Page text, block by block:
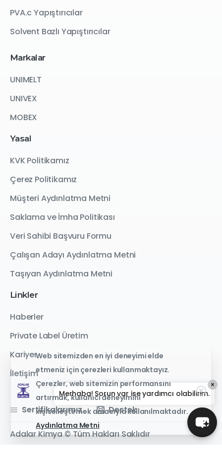
PVA.c Yapıştırıcılar
Solvent Bazlı Yapıştırıcılar
Markalar
UNIMELT
UNIVEX
MOBEX
Yasal
KVK Politikamız
Çerez Politikamız
Müşteri Aydınlatma Metni
Saklama ve İmha Politikası
Veri Sahibi Başvuru Formu
Çalışan Adayı Aydınlatma Metni
Taşıyan Aydınlatma Metni
Linkler
Haberler
Private Label Üretim
Kariyer
İletişim
Sertifikalarımız Destek
Adalar Kimya © Tüm Hakları Saklıdır
Merhaba! Sorun var ise yardımcı olabilirim.
×
Web sitemizden en iyi deneyimi elde
etmeniz için çerezleri kullanmaktayız.
Çerezler, web sitemizin performansını
artırmak, kullanıcı deneyimini
kişiselleştirmek amacıyla kullanılmaktadır.
Aydınlatma Metni